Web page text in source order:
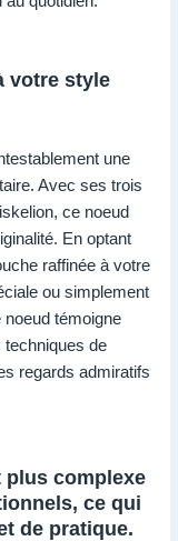
votre style
une
Avec ses trois
ce noeud
En optant
raffinée à votre
ou simplement
témoigne
techniques de
regards admiratifs
plus complexe
ce qui
de pratique.